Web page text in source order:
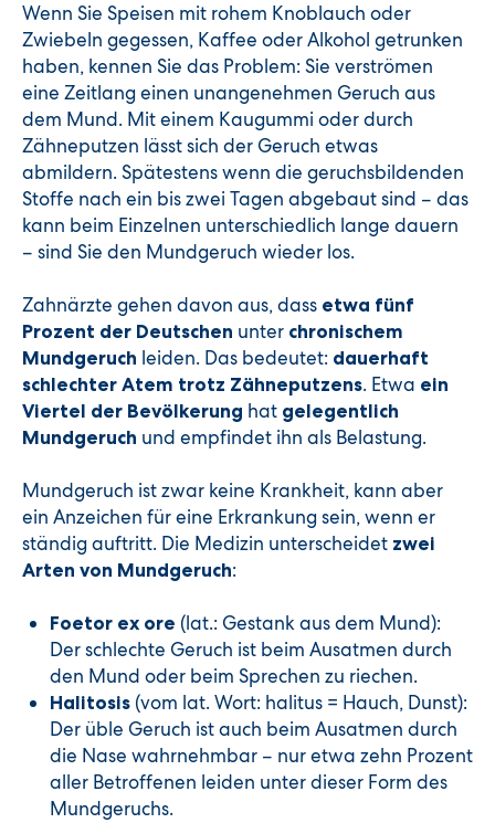
Wenn Sie Speisen mit rohem Knoblauch oder
Zwiebeln gegessen, Kaffee oder Alkohol getrunken
haben, kennen Sie das Problem: Sie verströmen
eine Zeitlang einen unangenehmen Geruch aus
dem Mund. Mit einem Kaugummi oder durch
Zähneputzen lässt sich der Geruch etwas
abmildern. Spätestens wenn die geruchsbildenden
Stoffe nach ein bis zwei Tagen abgebaut sind – das
kann beim Einzelnen unterschiedlich lange dauern
– sind Sie den Mundgeruch wieder los.
Zahnärzte gehen davon aus, dass etwa fünf
Prozent der Deutschen unter chronischem
Mundgeruch leiden. Das bedeutet: dauerhaft
schlechter Atem trotz Zähneputzens. Etwa ein
Viertel der Bevölkerung hat gelegentlich
Mundgeruch und empfindet ihn als Belastung.
Mundgeruch ist zwar keine Krankheit, kann aber
ein Anzeichen für eine Erkrankung sein, wenn er
ständig auftritt. Die Medizin unterscheidet zwei
Arten von Mundgeruch:
Foetor ex ore (lat.: Gestank aus dem Mund):
Der schlechte Geruch ist beim Ausatmen durch
den Mund oder beim Sprechen zu riechen.
Halitosis (vom lat. Wort: halitus = Hauch, Dunst):
Der üble Geruch ist auch beim Ausatmen durch
die Nase wahrnehmbar – nur etwa zehn Prozent
aller Betroffenen leiden unter dieser Form des
Mundgeruchs.